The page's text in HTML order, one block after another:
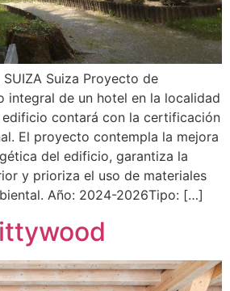
SUIZA Suiza Proyecto de
integral de un hotel en la localidad
edificio contará con la certificación
El proyecto contempla la mejora
del edificio, garantiza la
y prioriza el uso de materiales
Año: 2024-2026Tipo: […]